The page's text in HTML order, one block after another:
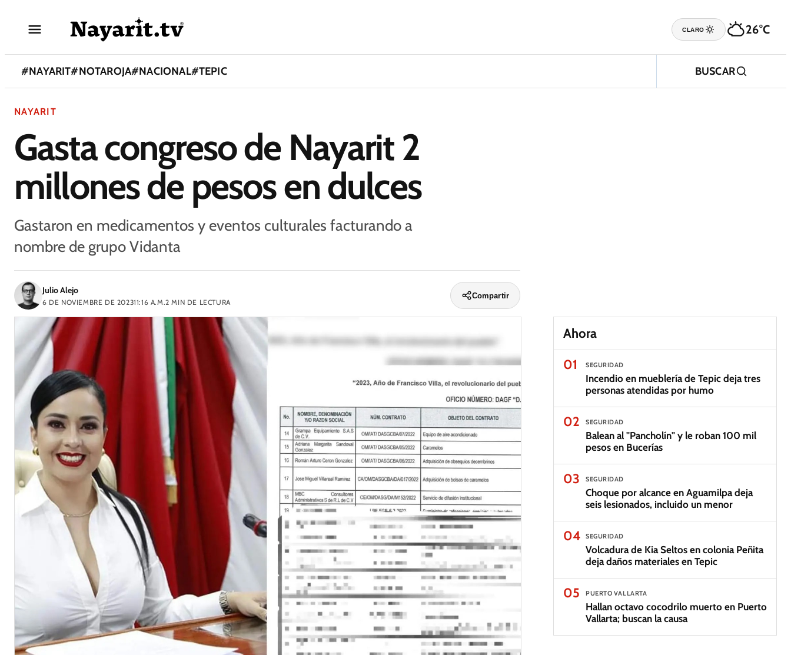
CLARO 26°C
#NAYARIT#NOTAROJA#NACIONAL#TEPIC BUSCAR
NAYARIT
Gasta congreso de Nayarit 2
millones de pesos en dulces
Gastaron en medicamentos y eventos culturales facturando a
nombre de grupo Vidanta
Julio Alejo
6 DE NOVIEMBRE DE 202311:16 A.M.2 MIN DE LECTURA
Compartir
Ahora
01
SEGURIDAD
Incendio en mueblería de Tepic deja tres
personas atendidas por humo
02 SEGURIDAD
Balean al "Pancholín" y le roban 100 mil
pesos en Bucerías
03 SEGURIDAD
Choque por alcance en Aguamilpa deja
seis lesionados, incluido un menor
04 SEGURIDAD
Volcadura de Kia Seltos en colonia Peñita
deja daños materiales en Tepic
05 PUERTO VALLARTA
Hallan octavo cocodrilo muerto en Puerto
Vallarta; buscan la causa